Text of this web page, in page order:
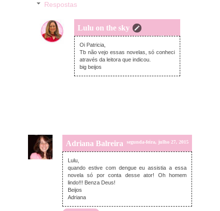
Respostas
Lulu on the sky
segunda-feira, julho 27, 2015
Oi Patricia,
Tb não vejo essas novelas, só conheci
através da leitora que indicou.
big beijos
Adriana Balreira segunda-feira, julho 27, 2015
Lulu,
quando estive com dengue eu assistia a essa
novela só por conta desse ator! Oh homem
lindo!!! Benza Deus!
Beijos
Adriana